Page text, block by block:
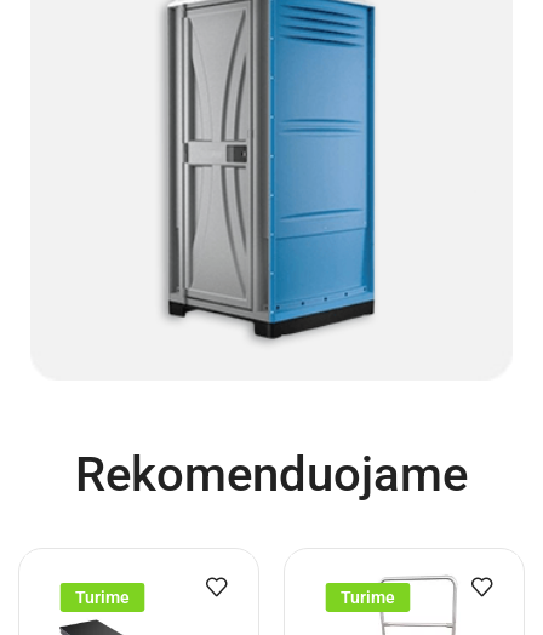
Rekomenduojame
Turime Turime